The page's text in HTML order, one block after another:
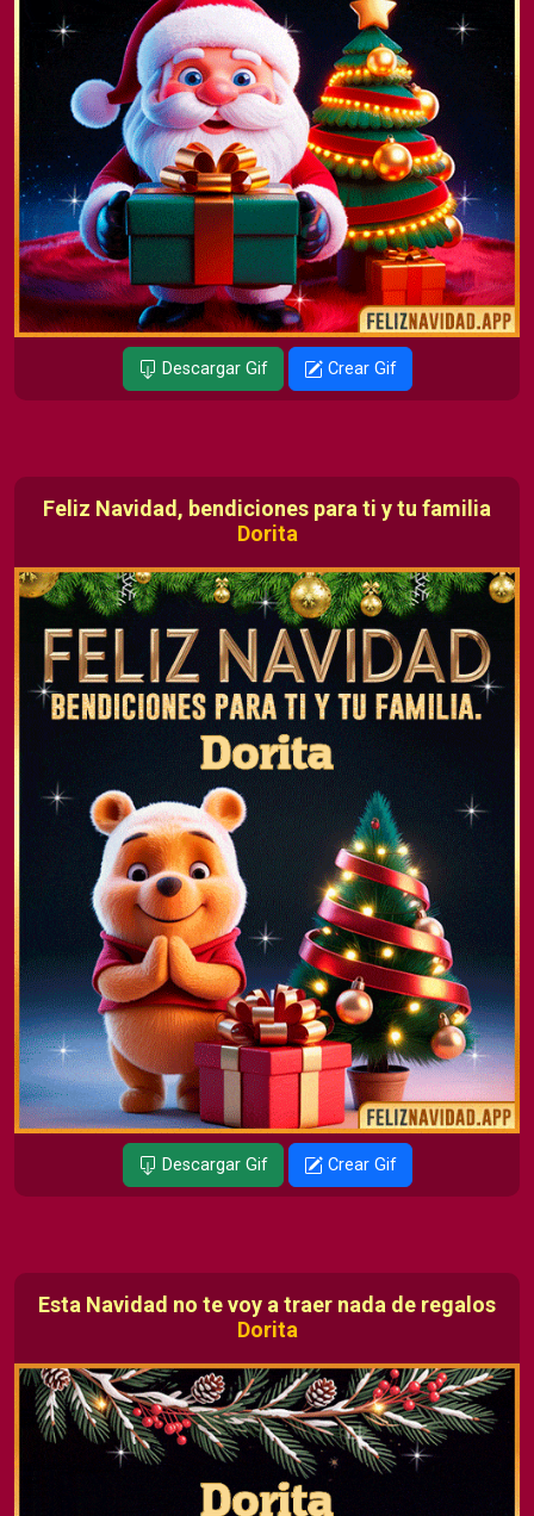
Descargar Gif Crear Gif
Feliz Navidad, bendiciones para ti y tu familia
Dorita
Descargar Gif Crear Gif
Esta Navidad no te voy a traer nada de regalos
Dorita